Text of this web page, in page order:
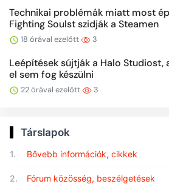
Technikai problémák miatt most
Fighting Soulst szidják a Steamen
18 órával ezelőtt 3
Leépítések sújtják a Halo Studiost,
el sem fog készülni
22 órával ezelőtt 3
Társlapok
1. Bővebb információk, cikkek
2. Fórum közösség, beszélgetések